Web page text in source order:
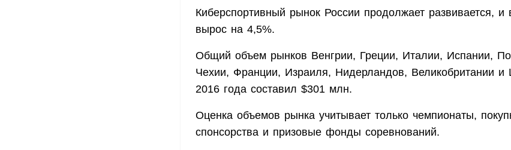
Киберспортивный рынок России продолжает развивается,
вырос на 4,5%.
Общий объем рынков Венгрии, Греции, Италии, Испании,
Чехии, Франции, Израиля, Нидерландов, Великобритании и
2016 года составил $301 млн.
Оценка объемов рынка учитывает только чемпионаты,
спонсорства и призовые фонды соревнований.